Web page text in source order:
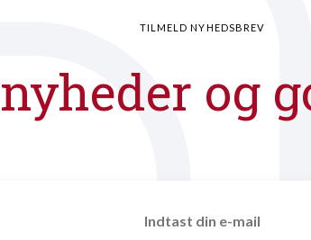
TILMELD NYHEDSBREV
og